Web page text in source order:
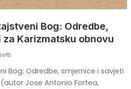
Bog: Odredbe,
Karizmatsku obnovu
Bog: Odredbe, smjernice i savjeti
Jose Antonio Fortea,